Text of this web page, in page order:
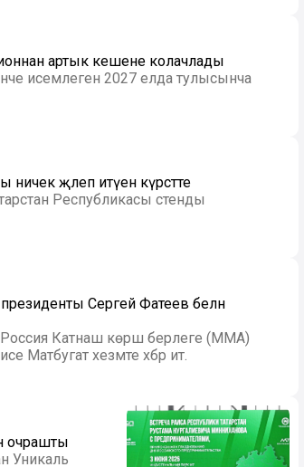
артык кешене колачлады
исемлеген 2027 елда тулысынча
җәлеп итүен күрсәтте
Республикасы стенды
Сергей Фатеев белән
Катнаш көрәш берлеге (MMA)
хезмәте хәбәр итә.
очрашты
Уникаль